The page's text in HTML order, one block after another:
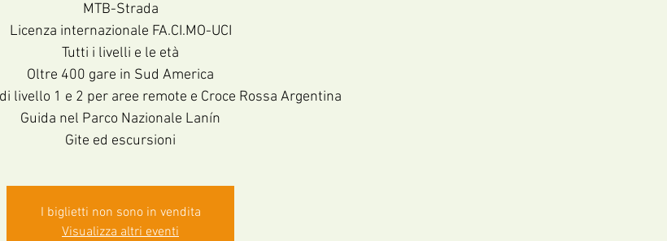
MTB-Strada
Licenza internazionale FA.CI.MO-UCI
Tutti i livelli e le età
Oltre 400 gare in Sud America
livello 1 e 2 per aree remote e Croce Rossa Argentina
Guida nel Parco Nazionale Lanín
Gite ed escursioni
I biglietti non sono in vendita
Visualizza altri eventi